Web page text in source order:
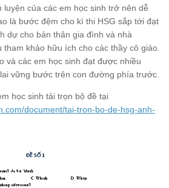
luyện của các em học sinh trở nên dễ
là bước đệm cho kì thi HSG sắp tới đạt
dự cho bản thân gia đình và nhà
khảo hữu ích cho các thầy cô giáo.
và các em học sinh đạt được nhiều
vững bước trên con đường phía trước.
học sinh tải trọn bộ đề tại
document/tai-tron-bo-de-hsg-anh-